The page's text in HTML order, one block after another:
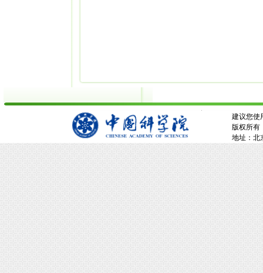
建议您使
版权所有
地址：北